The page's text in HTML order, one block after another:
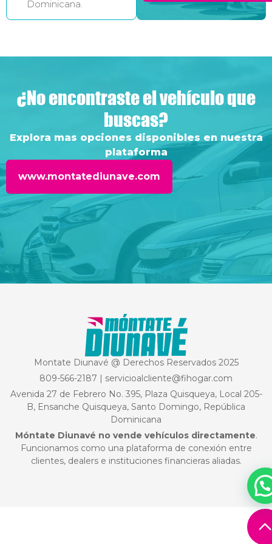
Dominicana.
¿No encontraste el vehículo que
buscas?
Explora mas opciones disponibles en nuestra
plataforma
www.montatediunave.com
Montate Diunavé @ Derechos Reservados 2025
809-566-2187 | servicioalcliente@fihogar.com
Avenida 27 de Febrero No. 395, Plaza Quisqueya, Local 205-
B, Ensanche Quisqueya, Santo Domingo, República
Dominicana
Móntate Diunavé no vende vehículos directamente.
Funcionamos como una plataforma de conexión entre
clientes, dealers e instituciones financieras aliadas.